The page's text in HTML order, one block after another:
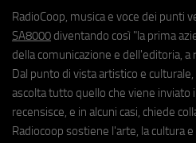
RadioCoop, musica e voce dei punti
SA8000 diventando così "la prima
della comunicazione e dell'editoria, a
Dal punto di vista artistico e
ascolta tutto quello che viene inviato
recensisce, e in alcuni casi, chiede
Radiocoop sostiene l'arte, la cultura